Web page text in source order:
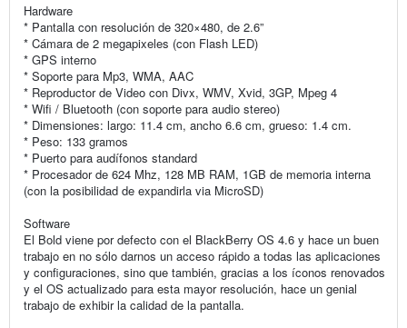
Hardware
* Pantalla con resolución de 320×480, de 2.6”
* Cámara de 2 megapixeles (con Flash LED)
* GPS interno
* Soporte para Mp3, WMA, AAC
* Reproductor de Video con Divx, WMV, Xvid, 3GP, Mpeg 4
* Wifi / Bluetooth (con soporte para audio stereo)
* Dimensiones: largo: 11.4 cm, ancho 6.6 cm, grueso: 1.4 cm.
* Peso: 133 gramos
* Puerto para audífonos standard
* Procesador de 624 Mhz, 128 MB RAM, 1GB de memoria interna
(con la posibilidad de expandirla via MicroSD)
Software
El Bold viene por defecto con el BlackBerry OS 4.6 y hace un buen
trabajo en no sólo darnos un acceso rápido a todas las aplicaciones
y configuraciones, sino que también, gracias a los íconos renovados
y el OS actualizado para esta mayor resolución, hace un genial
trabajo de exhibir la calidad de la pantalla.